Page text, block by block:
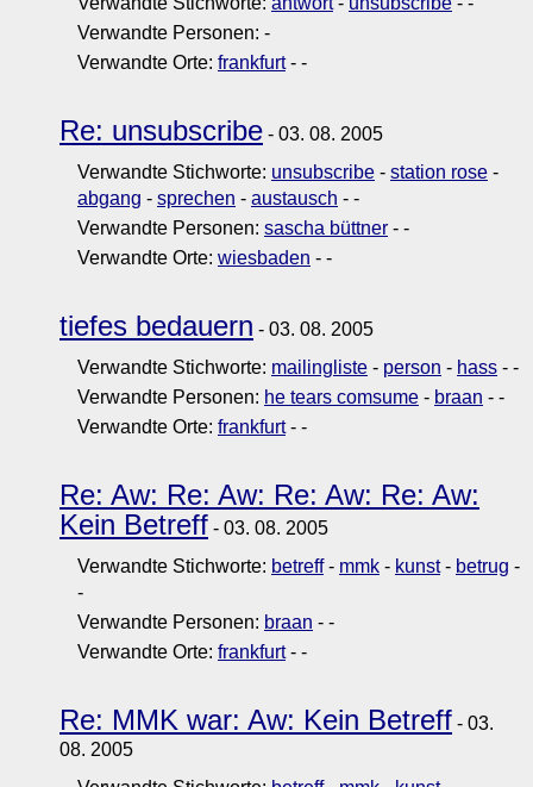
Verwandte Personen: -
Verwandte Orte: frankfurt- -
Re: unsubscribe - 03. 08. 2005
Verwandte Stichworte: unsubscribe - station rose -
abgang - sprechen - austausch - -
Verwandte Personen: sascha büttner - -
Verwandte Orte: wiesbaden - -
tiefes bedauern - 03. 08. 2005
Verwandte Stichworte: mailingliste - person - hass - -
Verwandte Personen: he tears comsume - braan - -
Verwandte Orte: frankfurt- -
Re: Aw: Re: Aw: Re: Aw: Re: Aw:
Kein Betreff - 03. 08. 2005
Verwandte Stichworte: betreff- mmk - kunst- betrug -
-
Verwandte Personen: braan - -
Verwandte Orte: frankfurt- -
Re: MMK war: Aw: Kein Betreff - 03.
08. 2005